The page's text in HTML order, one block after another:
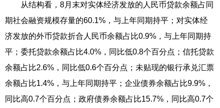
从结构看，8月末对实体经济发放的人民币贷款余额占同
期社会融资规模存量的60.1%，与上年同期持平；对实体经
济发放的外币贷款折合人民币余额占比0.9%，与上年同期持
平；委托贷款余额占比4.0%，同比低0.8个百分点；信托贷款
余额占比2.6%，同比低0.6个百分点；未贴现的银行承兑汇票
余额占比1.4%，与上年同期持平；企业债券余额占比9.9%，
同比高0.7个百分点；政府债券余额占比15.7%，同比高0.7个